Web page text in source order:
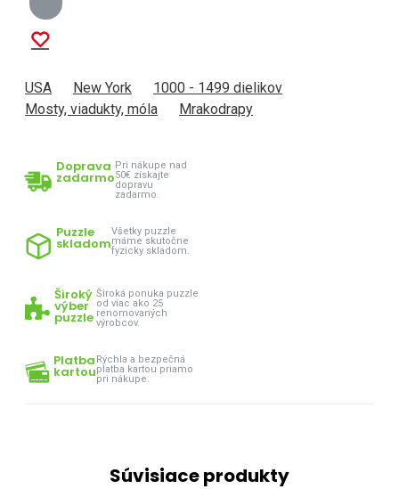
USA New York
1000 - 1499 dielikov
Mosty, viadukty, móla
Mrakodrapy
Doprava
zadarmo
Pri nákupe nad
50€ získajte
dopravu
zadarmo.
Puzzle
skladom
Všetky puzzle
máme skutočne
fyzicky skladom.
Široký
výber
puzzle
Široká ponuka puzzle
od viac ako 25
renomovaných
výrobcov.
Platba
kartou
Rýchla a bezpečná
platba kartou priamo
pri nákupe.
Súvisiace produkty